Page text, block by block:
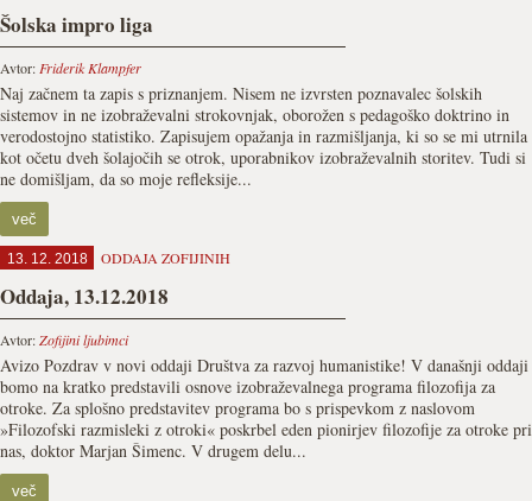
Šolska impro liga
Avtor: Friderik Klampfer
Naj začnem ta zapis s priznanjem. Nisem ne izvrsten poznavalec šolskih
sistemov in ne izobraževalni strokovnjak, oborožen s pedagoško doktrino in
verodostojno statistiko. Zapisujem opažanja in razmišljanja, ki so se mi utrnila
kot očetu dveh šolajočih se otrok, uporabnikov izobraževalnih storitev. Tudi si
ne domišljam, da so moje refleksije...
več
13. 12. 2018 ODDAJA ZOFIJINIH
Oddaja, 13.12.2018
Avtor:Zofijini ljubimci
Avizo Pozdrav v novi oddaji Društva za razvoj humanistike! V današnji oddaji
bomo na kratko predstavili osnove izobraževalnega programa filozofija za
otroke. Za splošno predstavitev programa bo s prispevkom z naslovom
»Filozofski razmisleki z otroki« poskrbel eden pionirjev filozofije za otroke pri
nas, doktor Marjan Šimenc. V drugem delu...
več